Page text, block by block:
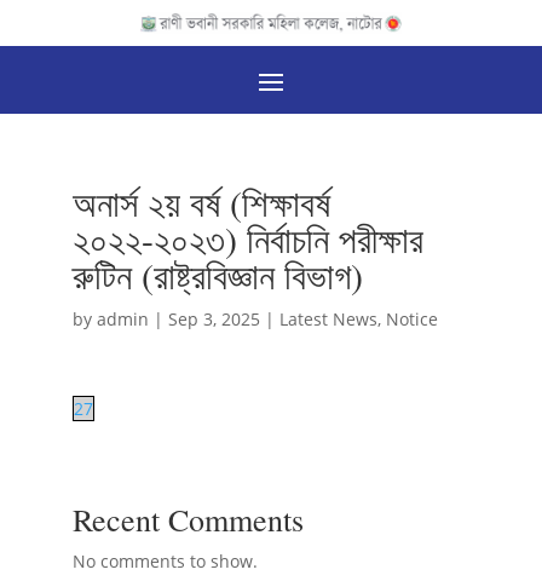
অনার্স ২য় বর্ষ (শিক্ষাবর্ষ
২০২২-২০২৩) নির্বাচনি পরীক্ষার
রুটিন (রাষ্ট্রবিজ্ঞান বিভাগ)
by admin | Sep 3, 2025 | Latest News, Notice
27
Recent Comments
No comments to show.